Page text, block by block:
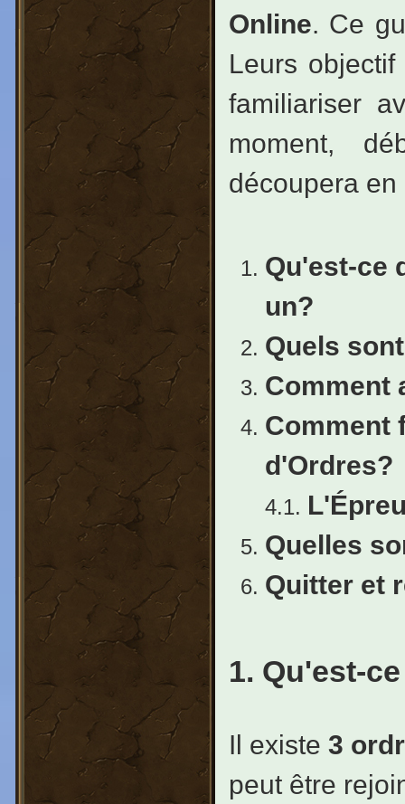
Online. Ce
Leurs
familiariser
moment,
découpera
Qu'est-ce
un?
Quels
Comment
Comment
d'Ordres?
4.1.
Quelles
Quitter et
1. Qu'est-
Il existe 3
peut être